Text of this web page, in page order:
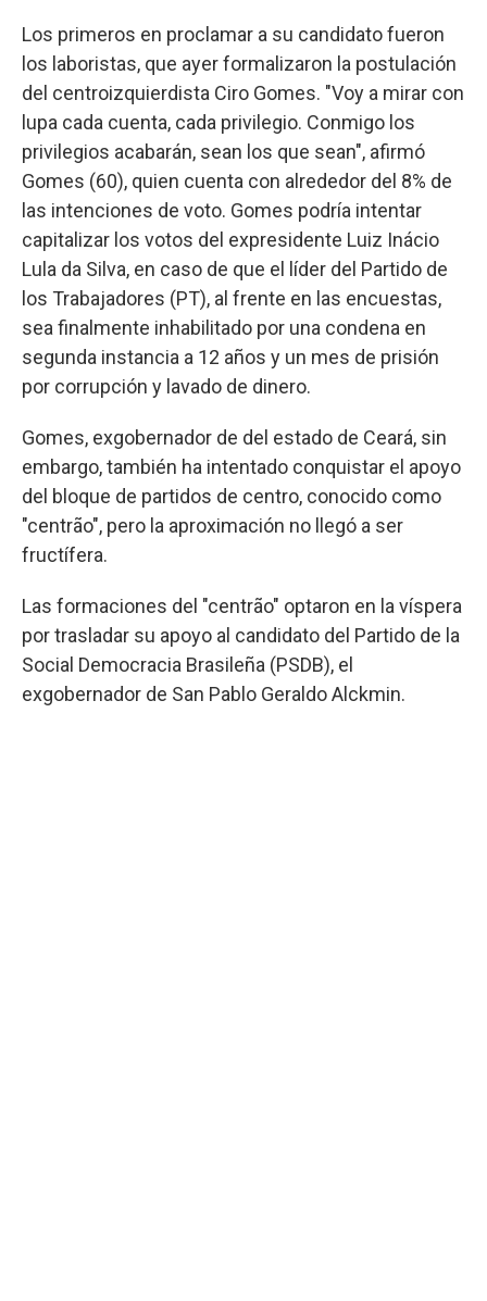
Los primeros en proclamar a su candidato fueron
los laboristas, que ayer formalizaron la postulación
del centroizquierdista Ciro Gomes. "Voy a mirar con
lupa cada cuenta, cada privilegio. Conmigo los
privilegios acabarán, sean los que sean", afirmó
Gomes (60), quien cuenta con alrededor del 8% de
las intenciones de voto. Gomes podría intentar
capitalizar los votos del expresidente Luiz Inácio
Lula da Silva, en caso de que el líder del Partido de
los Trabajadores (PT), al frente en las encuestas,
sea finalmente inhabilitado por una condena en
segunda instancia a 12 años y un mes de prisión
por corrupción y lavado de dinero.
Gomes, exgobernador de del estado de Ceará, sin
embargo, también ha intentado conquistar el apoyo
del bloque de partidos de centro, conocido como
"centrão", pero la aproximación no llegó a ser
fructífera.
Las formaciones del "centrão" optaron en la víspera
por trasladar su apoyo al candidato del Partido de la
Social Democracia Brasileña (PSDB), el
exgobernador de San Pablo Geraldo Alckmin.